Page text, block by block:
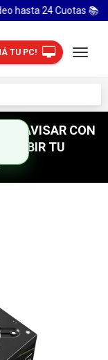
hasta 24 Cuotas 📚
TU PC!
AVISAR CON
SUBIR TU